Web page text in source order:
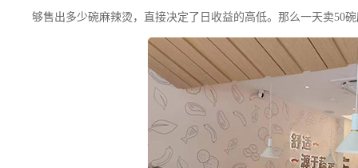
够售出多少碗麻辣烫，直接决定了日收益的高低。那么一天卖50碗